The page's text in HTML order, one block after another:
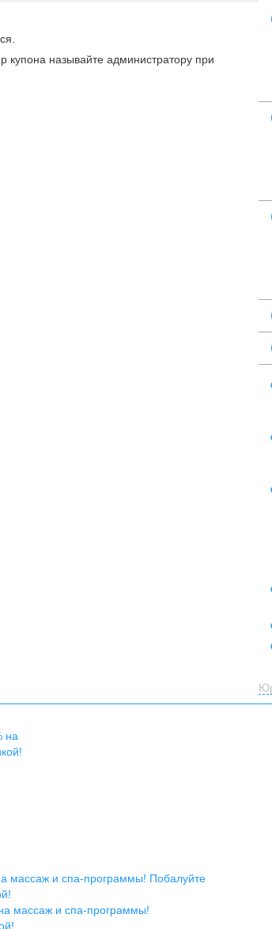
купона называйте администратору при